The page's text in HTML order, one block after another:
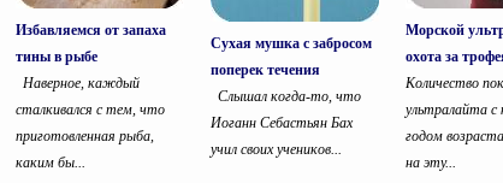
Избавляемся от запаха
тины в рыбе
Наверное, каждый
сталкивался с тем, что
приготовленная рыба,
каким бы...
Сухая мушка с забросом
поперек течения
Слышал когда-то, что
Иоганн Себастьян Бах
учил своих учеников...
Морской
охота за
Количество
ультралайта
годом
на эту...